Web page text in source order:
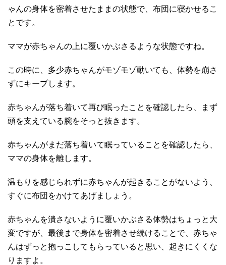
ゃんの身体を密着させたままの状態で、布団に寝かせるこ
とです。
ママが赤ちゃんの上に覆いかぶさるような状態ですね。
この時に、多少赤ちゃんがモゾモゾ動いても、体勢を崩さ
ずにキープします。
赤ちゃんが落ち着いて再び眠ったことを確認したら、まず
頭を支えている腕をそっと抜きます。
赤ちゃんがまだ落ち着いて眠っていることを確認したら、
ママの身体を離します。
温もりを感じられずに赤ちゃんが起きることがないよう、
すぐに布団をかけてあげましょう。
赤ちゃんを潰さないように覆いかぶさる体勢はちょっと大
変ですが、最後まで身体を密着させ続けることで、赤ちゃ
んはずっと抱っこしてもらっていると思い、起きにくくな
りますよ。